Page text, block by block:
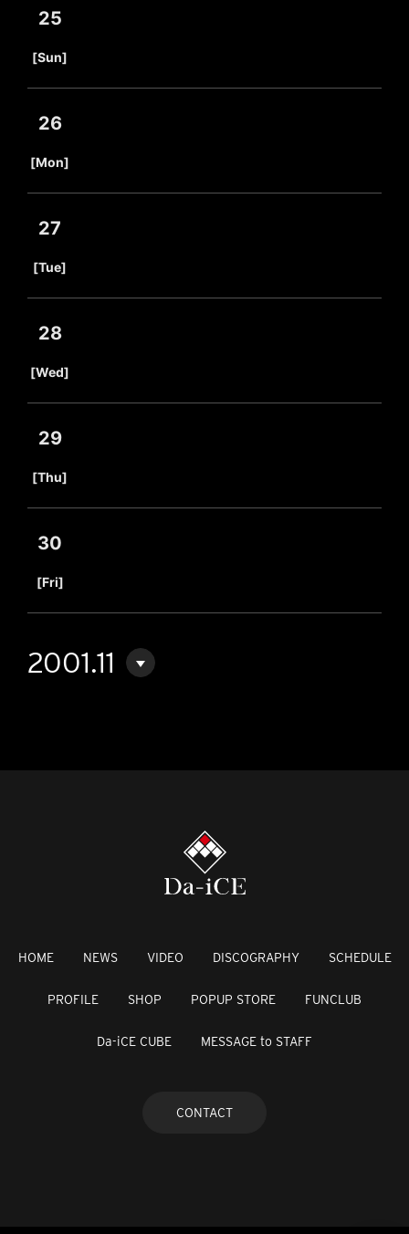
25
[Sun]
26
[Mon]
27
[Tue]
28
[Wed]
29
[Thu]
30
[Fri]
2001.11
HOME NEWS VIDEO DISCOGRAPHY SCHEDULE
PROFILE SHOP POPUP STORE FUNCLUB
Da-iCE CUBE MESSAGE to STAFF
CONTACT